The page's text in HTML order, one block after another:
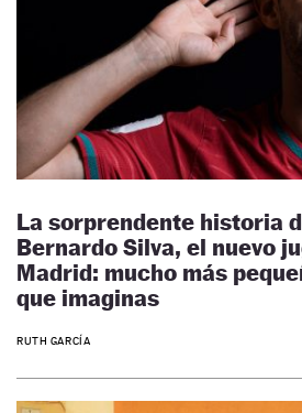
La sorprendente historia
Bernardo Silva, el nuevo
Madrid: mucho más
que imaginas
RUTH GARCÍA